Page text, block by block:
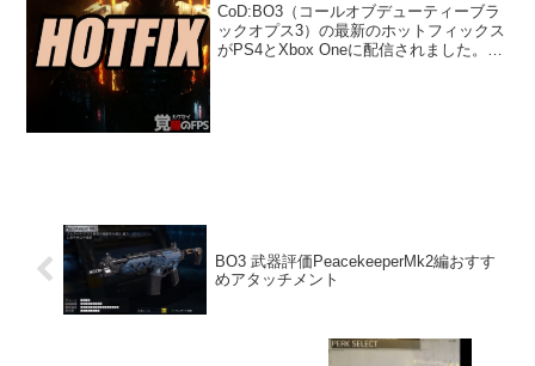
CoD:BO3（コールオブデューティーブラ
ックオプス3）の最新のホットフィックス
がPS4とXbox Oneに配信されました。最
BO3 武器評価PeacekeeperMk2編おすす
めアタッチメント